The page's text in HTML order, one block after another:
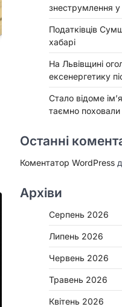
знеструмлення у
Податківців
хабарі
На Львівщині
ексенергетику
Стало відоме
таємно
Останні
Коментатор WordPress
Архіви
Серпень 2026
Липень 2026
Червень 2026
Травень 2026
Квітень 2026